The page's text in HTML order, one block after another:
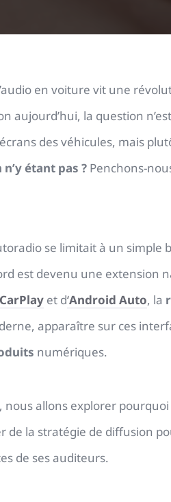
en voiture vit une
aujourd’hui, la question
des véhicules, mais
étant pas ?Penchons-
se limitait à un
est devenu une extension
et d‘Android Auto, la
apparaître sur ces
numériques.
nous allons explorer
de la stratégie de diffusion
de ses auditeurs.